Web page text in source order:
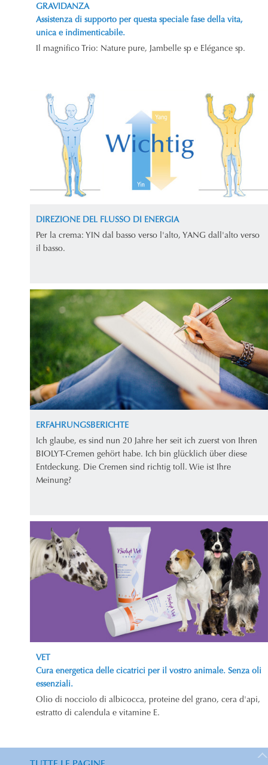
GRAVIDANZA
Assistenza di supporto per questa speciale fase della vita,
unica e indimenticabile.
Il magnifico Trio: Nature pure, Jambelle sp e Elégance sp.
DIREZIONE DEL FLUSSO DI ENERGIA
Per la crema: YIN dal basso verso l'alto, YANG dall'alto verso
il basso.
ERFAHRUNGSBERICHTE
Ich glaube, es sind nun 20 Jahre her seit ich zuerst von Ihren
BIOLYT-Cremen gehört habe. Ich bin glücklich über diese
Entdeckung. Die Cremen sind richtig toll. Wie ist Ihre
Meinung?
VET
Cura energetica delle cicatrici per il vostro animale. Senza oli
essenziali.
Olio di nocciolo di albicocca, proteine del grano, cera d'api,
estratto di calendula e vitamine E.